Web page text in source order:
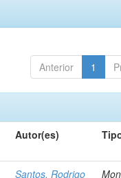
Anterior 1
Autor(es)
Santos, Rodrigo